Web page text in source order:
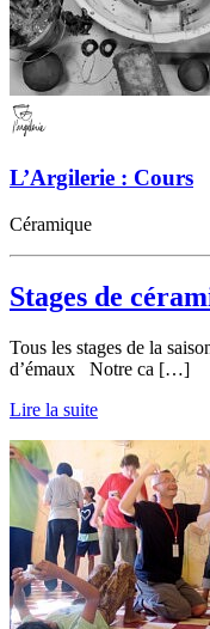
L’Argilerie : Cours
Céramique
Stages de
Tous les stages de la
d’émaux Notre ca […]
Lire la suite